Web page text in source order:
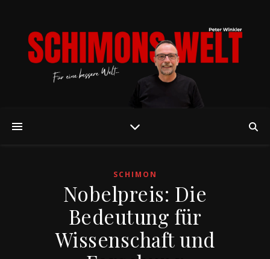
SCHIMON
Nobelpreis: Die
Bedeutung für
Wissenschaft und